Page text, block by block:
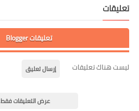
تعليقات
تعليقات Blogger
ليست هناك تعليقات إرسال تعليق
عرض التعليقات فقط